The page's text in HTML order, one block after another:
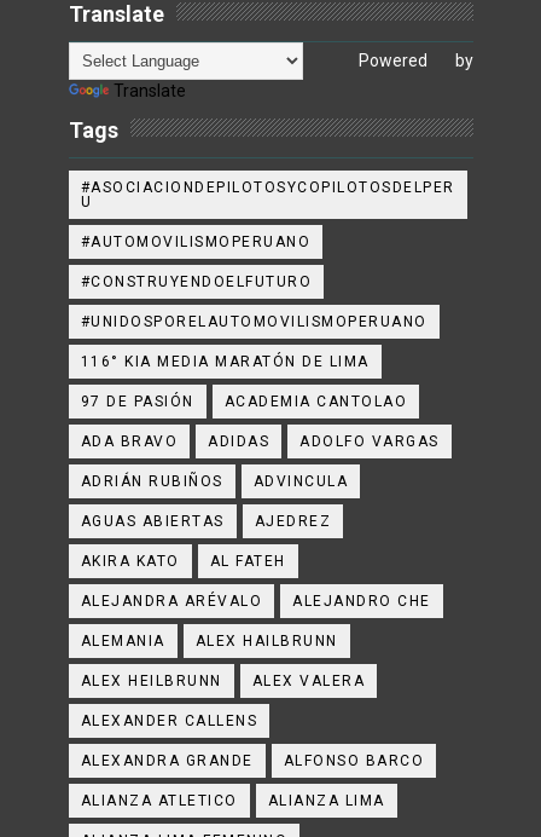
Translate
Powered by
Translate
Tags
#ASOCIACIONDEPILOTOSYCOPILOTOSDELPER
U
#AUTOMOVILISMOPERUANO
#CONSTRUYENDOELFUTURO
#UNIDOSPORELAUTOMOVILISMOPERUANO
116° KIA MEDIA MARATÓN DE LIMA
97 DE PASIÓN ACADEMIA CANTOLAO
ADA BRAVO ADIDAS ADOLFO VARGAS
ADRIÁN RUBIÑOS ADVINCULA
AGUAS ABIERTAS AJEDREZ
AKIRA KATO AL FATEH
ALEJANDRA ARÉVALO ALEJANDRO CHE
ALEMANIA ALEX HAILBRUNN
ALEX HEILBRUNN ALEX VALERA
ALEXANDER CALLENS
ALEXANDRA GRANDE ALFONSO BARCO
ALIANZA ATLETICO ALIANZA LIMA